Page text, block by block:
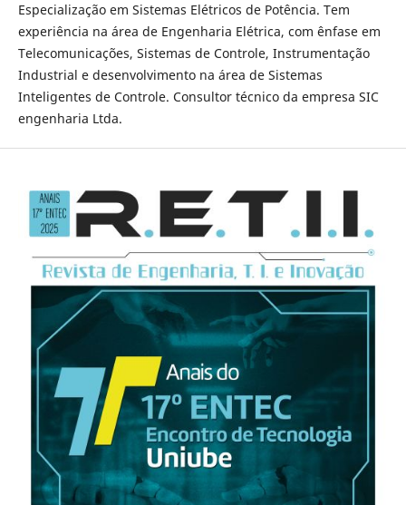
Especialização em Sistemas Elétricos de Potência. Tem
experiência na área de Engenharia Elétrica, com ênfase em
Telecomunicações, Sistemas de Controle, Instrumentação
Industrial e desenvolvimento na área de Sistemas
Inteligentes de Controle. Consultor técnico da empresa SIC
engenharia Ltda.